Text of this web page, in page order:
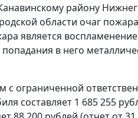
району
области очаг
является
в него
с ограниченной
составляет 1 685 255